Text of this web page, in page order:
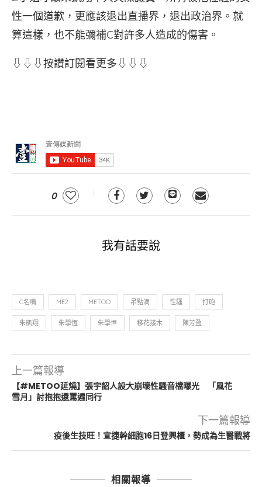
性一個道歉，更應該退出直播界，退出政治界。就
算這樣，也不能彌補C對許多人造成的傷害。
⇩⇩⇩按讚訂閱看更多⇩⇩⇩
0
我有話要說
C名嘴 ME2 METOO 吊點滴 性騷 打砲
朱凱翔 朱學恆 朱學恒 移花接木 陳芳盈
上一篇報導
【#METOO延燒】張宇韶人設大崩壞性騷音檔曝光 「風花
雪月」討抱抱還罵遍同行
下一篇報導
疫後生技旺！宣捷幹細胞16日登興櫃，勢成為生醫戰將
相關報導